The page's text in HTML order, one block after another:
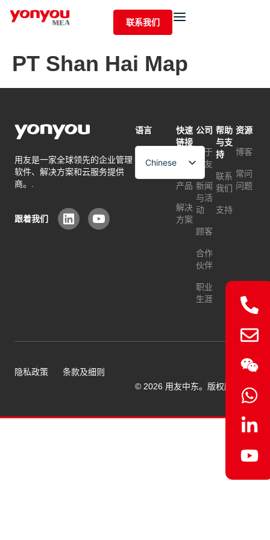
联系我们
PT Shan Hai Map
用友是一家全球领先的企业管理
软件、解决方案和云服务提供
商。.
跟着我们
语言
Chinese
English
快速
链接
首页
产品
解决
方案
公司
关于
用友
新闻
与活
动
顾客
合作
伙伴
职业
生涯
帮助
与支
持
联系
我们
支持
资源
博客
常问
问题
© 2026 用友中东。版权所有。.
隐私政策 条款及细则